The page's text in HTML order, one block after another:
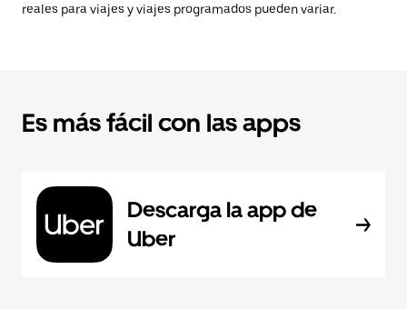
reales para viajes y viajes programados pueden variar.
Es más fácil con las apps
Descarga la app de
Uber